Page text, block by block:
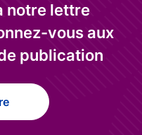
notre lettre
vous aux
publication